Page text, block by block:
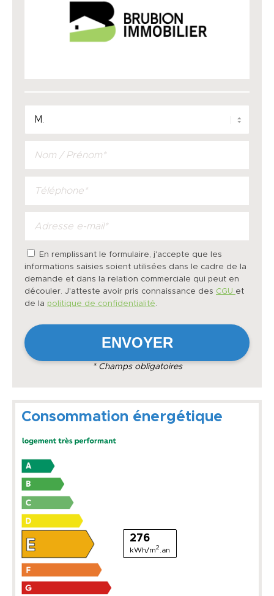
En remplissant le formulaire, j'accepte que les
informations saisies soient utilisées dans le cadre de la
demande et dans la relation commerciale qui peut en
découler. J'atteste avoir pris connaissance des CGU et
de la politique de confidentialité.
* Champs obligatoires
Consommation énergétique
276
kWh/m2 .an